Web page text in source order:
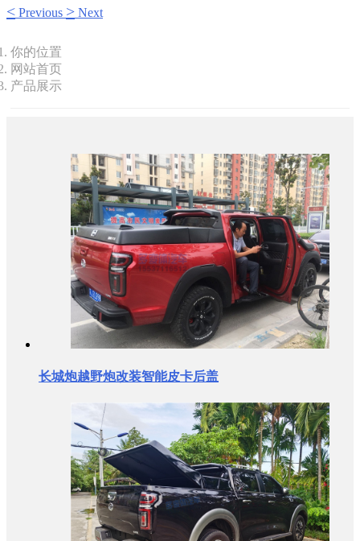
< Previous > Next
你的位置
网站首页
产品展示
长城炮越野炮改装智能皮卡后盖